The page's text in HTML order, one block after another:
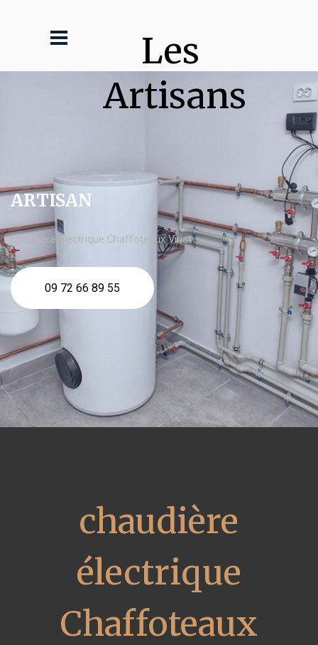
Les
Artisans
ARTISAN
chaudière électrique Chaffoteaux Viriat
09 72 66 89 55
chaudière
électrique
Chaffoteaux